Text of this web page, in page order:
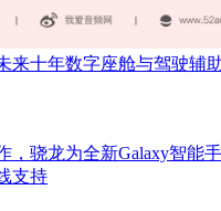
来十年数字座舱与驾驶辅
，骁龙为全新Galaxy智能
支持